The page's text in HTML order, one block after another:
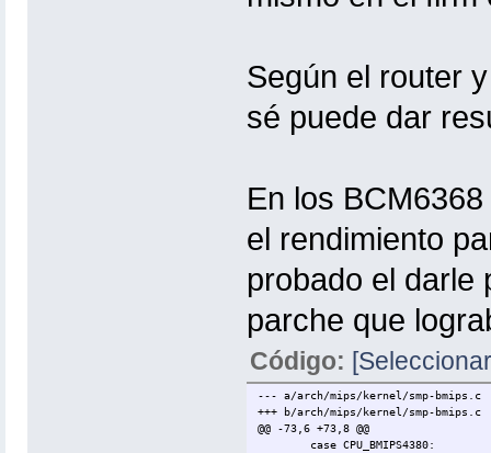
Según el router
sé puede dar
En los
el rendimiento
probado el darle
parche que
Código:
--- a/arch/mips/kernel/smp-bmips.c
+++ b/arch/mips/kernel/smp-bmips.c
@@ -73,6 +73,8 @@
case CPU_BMIPS4380: